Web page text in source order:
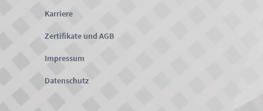
Karriere
Zertifikate und AGB
Impressum
Datenschutz